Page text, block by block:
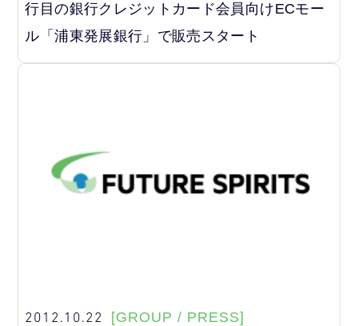
行目の銀行クレジットカード会員向けECモー
ル「浦東発展銀行」で販売スタート
2012.10.22 [GROUP / PRESS]